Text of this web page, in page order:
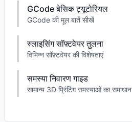
GCode बेसिक ट्यूटोरियल
GCode की मूल बातें सीखें
स्लाइसिंग सॉफ़्टवेयर तुलना
विभिन्न सॉफ़्टवेयर की विशेषताएं
समस्या निवारण गाइड
सामान्य 3D प्रिंटिंग समस्याओं का समाधान